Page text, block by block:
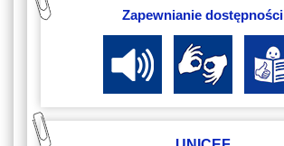
Zapewnianie dostępności